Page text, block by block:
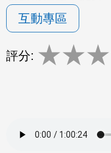
互動專區
評分: ★★★